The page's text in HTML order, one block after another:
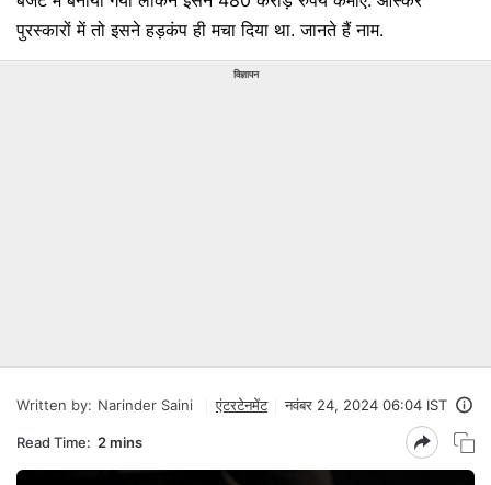
पुरस्कारों में तो इसने हड़कंप ही मचा दिया था. जानते हैं नाम.
विज्ञापन
Written by: Narinder Saini एंटरटेनमेंट नवंबर 24, 2024 06:04 IST
Read Time: 2 mins